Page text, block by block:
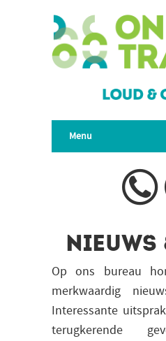
Menu
Op ons bureau
merkwaardig
Interessante
terugkerende